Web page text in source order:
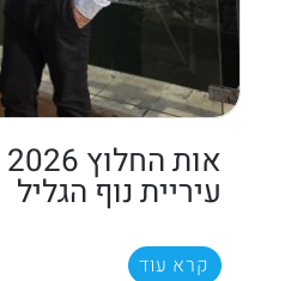
עיריית נוף הגליל
קרא עוד